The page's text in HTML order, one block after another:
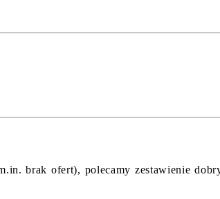
brak ofert), polecamy zestawienie